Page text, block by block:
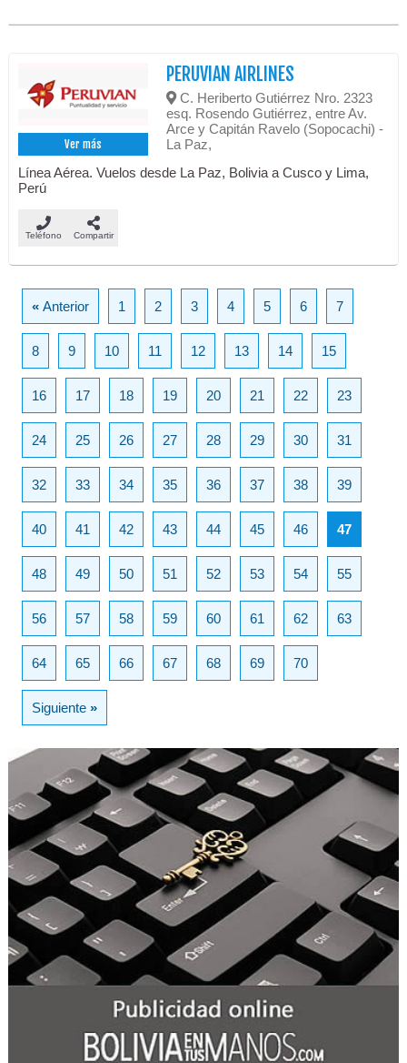
Ver más
PERUVIAN AIRLINES
C. Heriberto Gutiérrez Nro. 2323
esq. Rosendo Gutiérrez, entre Av.
Arce y Capitán Ravelo (Sopocachi) -
La Paz,
Línea Aérea. Vuelos desde La Paz, Bolivia a Cusco y Lima,
Perú
Teléfono Compartir
«Anterior 1 2 3 4 5 6 7
8 9 10 11 12 13 14 15
16 17 18 19 20 21 22 23
24 25 26 27 28 29 30 31
32 33 34 35 36 37 38 39
40 41 42 43 44 45 46 47
48 49 50 51 52 53 54 55
56 57 58 59 60 61 62 63
64 65 66 67 68 69 70
Siguiente»